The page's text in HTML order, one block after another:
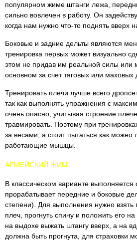
популярном жиме штанги лежа,
сильно вовлечен в работу. Он
когда нам нужно что-то поднять вверх
Боковые и задние дельты являются
тренировка первых может визуально
этом не придав им реальной силы или
основном за счет тяговых или маховых
Тренировать плечи лучше всего
так как выполнять упражнения с
очень опасно, учитывая строение
травмировать. Поэтому при
за весами, а стоит пытаться как можно
работающие мышцы.
АРМЕЙСКИЙ ЖИМ
В классическом варианте
прорабатывает передние и боковые
степени). Для выполнения нужно взять
плеч, прогнуть спину и положить его
на выдохе выжать штангу вверх, а на
должна быть прогнута, для страховки